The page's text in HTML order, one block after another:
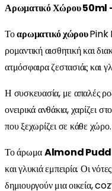
Αρωματικό Χώρου
Τοαρωματικό χώρουPink
ρομαντική αισθητική και
ατμόσφαιρα ζεστασιάς και
Η συσκευασία, με απαλές
ονειρικά ανθάκια, χαρίζει
που ξεχωρίζει σε κάθε χώρο.
Το άρωμαAlmond
και γλυκιά εμπειρία. Οι
δημιουργούν μια οικεία,